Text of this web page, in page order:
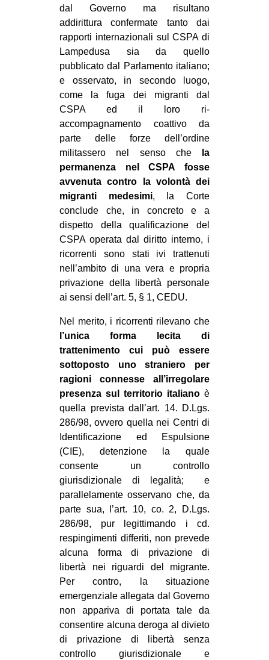
dal Governo ma risultano
addirittura confermate tanto dai
rapporti internazionali sul CSPA di
Lampedusa sia da quello
pubblicato dal Parlamento italiano;
e osservato, in secondo luogo,
come la fuga dei migranti dal
CSPA ed il loro ri-
accompagnamento coattivo da
parte delle forze dell’ordine
militassero nel senso che
la
permanenza nel CSPA fosse
avvenuta contro la volontà dei
migranti medesimi, la Corte
conclude che, in concreto e a
dispetto della qualificazione del
CSPA operata dal diritto interno, i
ricorrenti sono stati ivi trattenuti
nell’ambito di una vera e propria
privazione della libertà personale
ai sensi dell’art. 5, § 1, CEDU.
Nel merito, i ricorrenti rilevano che
l’unica forma lecita di
trattenimento
cui può essere
sottoposto uno straniero per
ragioni connesse all’irregolare
presenza sul territorio italiano è
quella prevista dall’art. 14. D.Lgs.
286/98, ovvero quella nei Centri di
Identificazione ed Espulsione
(CIE), detenzione la quale
consente un controllo
giurisdizionale di legalità; e
parallelamente osservano che, da
parte sua, l’art. 10, co. 2, D.Lgs.
286/98, pur legittimando i cd.
respingimenti differiti, non prevede
alcuna forma di privazione di
libertà nei riguardi del migrante.
Per contro, la situazione
emergenziale allegata dal Governo
non appariva di portata tale da
consentire alcuna deroga al divieto
di privazione di libertà senza
controllo giurisdizionale e